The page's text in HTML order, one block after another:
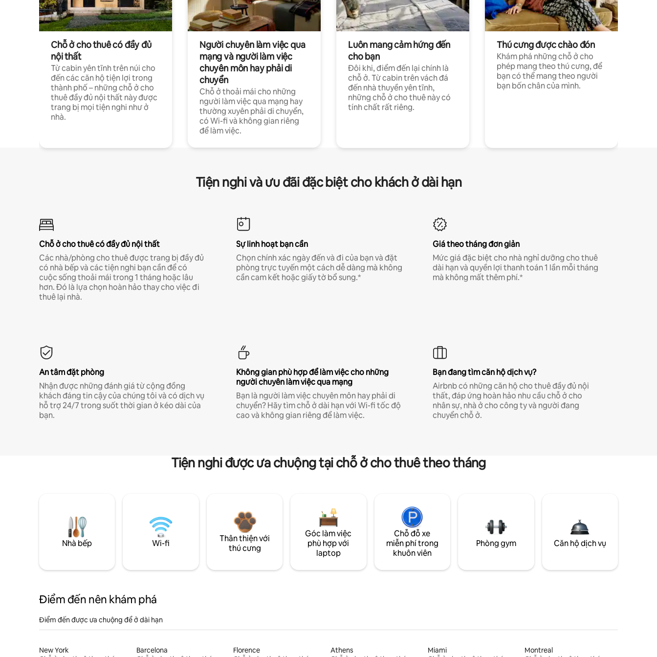
Chỗ ở cho thuê có đầy đủ
nội thất
Từ cabin yên tĩnh trên núi cho
đến các căn hộ tiện lợi trong
thành phố – những chỗ ở cho
thuê đầy đủ nội thất này được
trang bị mọi tiện nghi như ở
nhà.
Người chuyên làm việc qua
mạng và người làm việc
chuyên môn hay phải di
chuyển
Chỗ ở thoải mái cho những
người làm việc qua mạng hay
thường xuyên phải di chuyển,
có Wi-fi và không gian riêng
để làm việc.
Luôn mang cảm hứng đến
cho bạn
Đôi khi, điểm đến lại chính là
chỗ ở. Từ cabin trên vách đá
đến nhà thuyền yên tĩnh,
những chỗ ở cho thuê này có
tính chất rất riêng.
Thú cưng được chào đón
Khám phá những chỗ ở cho
phép mang theo thú cưng, để
bạn có thể mang theo người
bạn bốn chân của mình.
Tiện nghi và ưu đãi đặc biệt cho khách ở dài hạn
Chỗ ở cho thuê có đầy đủ nội thất
Các nhà/phòng cho thuê được trang bị đầy đủ
có nhà bếp và các tiện nghi bạn cần để có
cuộc sống thoải mái trong 1 tháng hoặc lâu
hơn. Đó là lựa chọn hoàn hảo thay cho việc đi
thuê lại nhà.
Sự linh hoạt bạn cần
Chọn chính xác ngày đến và đi của bạn và đặt
phòng trực tuyến một cách dễ dàng mà không
cần cam kết hoặc giấy tờ bổ sung.*
Giá theo tháng đơn giản
Mức giá đặc biệt cho nhà nghỉ dưỡng cho thuê
dài hạn và quyền lợi thanh toán 1 lần mỗi tháng
mà không mất thêm phí.*
An tâm đặt phòng
Nhận được những đánh giá từ cộng đồng
khách đáng tin cậy của chúng tôi và có dịch vụ
hỗ trợ 24/7 trong suốt thời gian ở kéo dài của
bạn.
Không gian phù hợp để làm việc cho những
người chuyên làm việc qua mạng
Bạn là người làm việc chuyên môn hay phải di
chuyển? Hãy tìm chỗ ở dài hạn với Wi-fi tốc độ
cao và không gian riêng để làm việc.
Bạn đang tìm căn hộ dịch vụ?
Airbnb có những căn hộ cho thuê đầy đủ nội
thất, đáp ứng hoàn hảo nhu cầu chỗ ở cho
nhân sự, nhà ở cho công ty và người đang
chuyển chỗ ở.
Tiện nghi được ưa chuộng tại chỗ ở cho thuê theo tháng
Nhà bếp Wi-fi
Thân thiện với
thú cưng
Góc làm việc
phù hợp với
laptop
Chỗ đỗ xe
miễn phí trong
khuôn viên
Phòng gym Căn hộ dịch vụ
Điểm đến nên khám phá
Điểm đến được ưa chuộng để ở dài hạn
New York
Barcelona
Florence
Athens
Miami
Montreal